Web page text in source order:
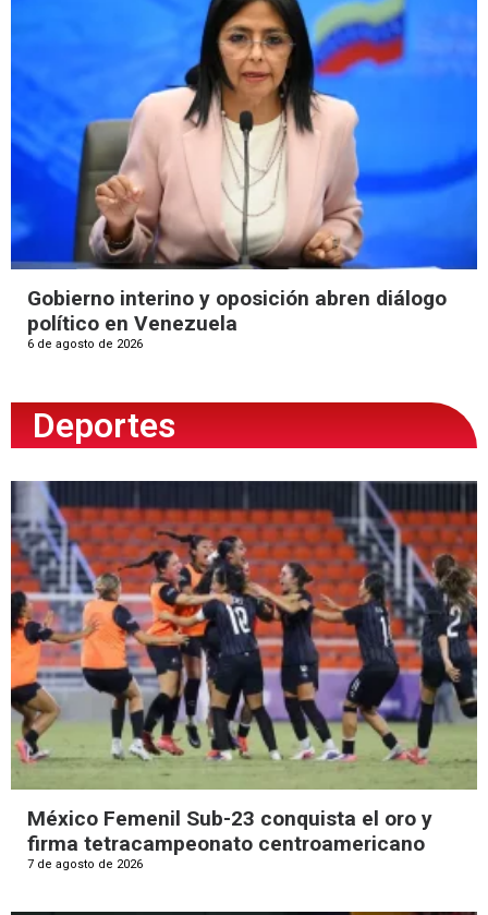
Gobierno interino y oposición abren diálogo
político en Venezuela
6 de agosto de 2026
Deportes
México Femenil Sub-23 conquista el oro y
firma tetracampeonato centroamericano
7 de agosto de 2026